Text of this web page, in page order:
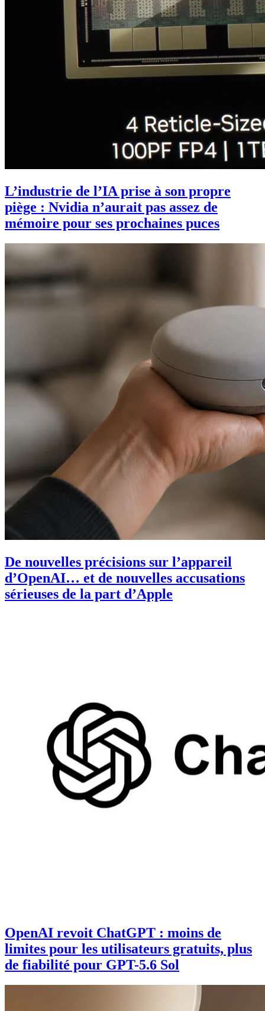
L’industrie de l’IA prise à son propre
piège : Nvidia n’aurait pas assez de
mémoire pour ses prochaines puces
De nouvelles précisions sur l’appareil
d’OpenAI… et de nouvelles accusations
sérieuses de la part d’Apple
OpenAI revoit ChatGPT : moins de
limites pour les utilisateurs gratuits, plus
de fiabilité pour GPT-5.6 Sol